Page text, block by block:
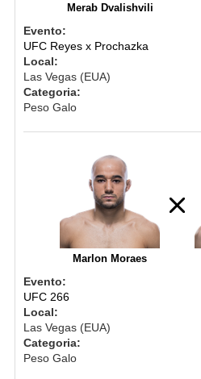
Merab Dvalishvili
Evento:
UFC Reyes x Prochazka
Local:
Las Vegas (EUA)
Categoria:
Peso Galo
Marlon Moraes
Evento:
UFC 266
Local:
Las Vegas (EUA)
Categoria:
Peso Galo